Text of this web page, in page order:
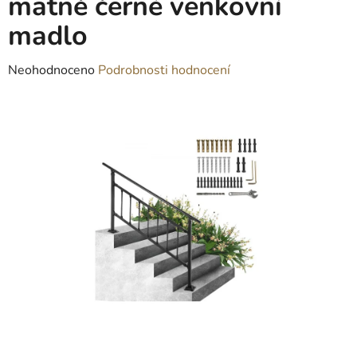
madlo
Průměrné
Neohodnoceno Podrobnosti hodnocení